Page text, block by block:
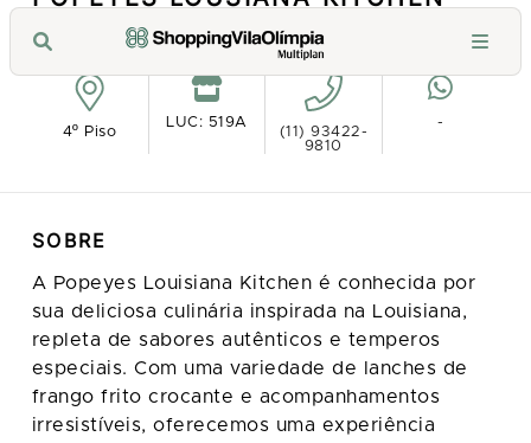
Ver no mapa
4º Piso
LUC: 519A
(11) 93422-
9810
-
SOBRE
A Popeyes Louisiana Kitchen é conhecida por
sua deliciosa culinária inspirada na Louisiana,
repleta de sabores autênticos e temperos
especiais. Com uma variedade de lanches de
frango frito crocante e acompanhamentos
irresistíveis, oferecemos uma experiência